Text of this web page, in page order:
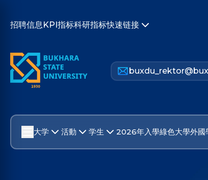
招聘信息KPI指标科研指标快速链接
大学 活動 学生 2026年入學綠色大學外國